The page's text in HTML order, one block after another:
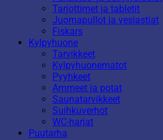
Tarjottimet ja tabletit
Juomapullot ja vesiastiat
Fiskars
Kylpyhuone
Tarvikkeet
Kylpyhuonematot
Pyyhkeet
Ammeet ja potat
Saunatarvikkeet
Suihkuverhot
WC-harjat
Puutarha